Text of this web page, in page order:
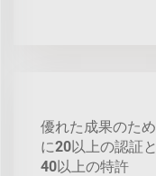
優れた成果のため
に20以上の認証と
40以上の特許